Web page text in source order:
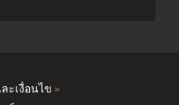
ะเงื่อนไข »